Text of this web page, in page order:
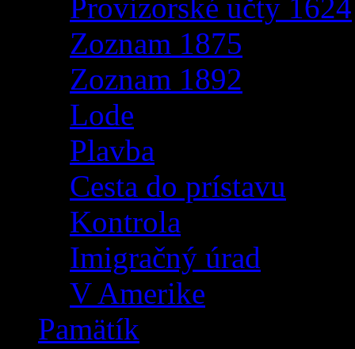
Provizorské učty 1624
Zoznam 1875
Zoznam 1892
Lode
Plavba
Cesta do prístavu
Kontrola
Imigračný úrad
V Amerike
Pamätík